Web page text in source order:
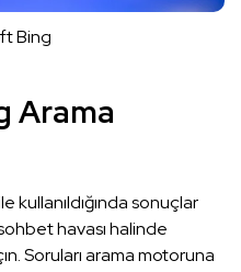
Bing
Arama
kullanıldığında sonuçlar
havası halinde
Soruları arama motoruna